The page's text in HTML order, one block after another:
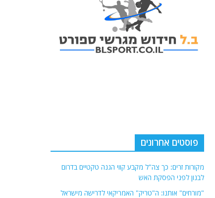
פוסטים אחרונים
מקורות זרים: כך צה"ל מקבע קווי הגנה טקטיים בדרום
לבנון לפני הפסקת האש
"מורחים" אותנו: ה"טריק" האמריקאי לדרישה מישראל